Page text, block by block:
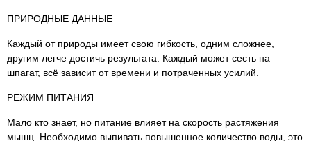
ПРИРОДНЫЕ ДАННЫЕ
Каждый от природы имеет свою гибкость, одним сложнее,
другим легче достичь результата. Каждый может сесть на
шпагат, всё зависит от времени и потраченных усилий.
РЕЖИМ ПИТАНИЯ
Мало кто знает, но питание влияет на скорость растяжения
мышц. Необходимо выпивать повышенное количество воды, это